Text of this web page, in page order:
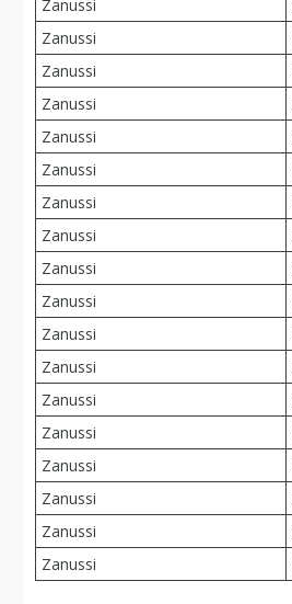
Zanussi
Zanussi
Zanussi
Zanussi
Zanussi
Zanussi
Zanussi
Zanussi
Zanussi
Zanussi
Zanussi
Zanussi
Zanussi
Zanussi
Zanussi
Zanussi
Zanussi
Zanussi